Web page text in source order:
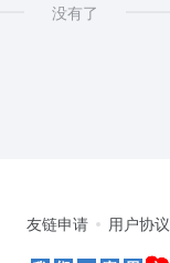
没有了
友链申请 用户协议